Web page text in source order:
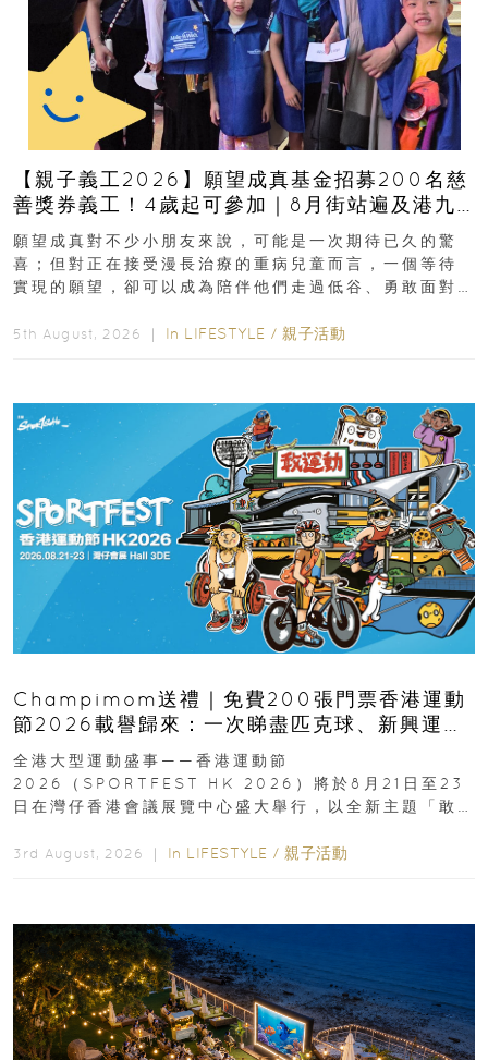
【親子義工2026】願望成真基金招募200名慈
善獎券義工！4歲起可參加｜8月街站遍及港九
新界
願望成真對不少小朋友來說，可能是一次期待已久的驚
喜；但對正在接受漫長治療的重病兒童而言，一個等待
實現的願望，卻可以成為陪伴他們走過低谷、勇敢面對
5th August, 2026 ｜ In LIFESTYLE / 親子活動
Champimom送禮｜免費200張門票香港運動
節2026載譽歸來：一次睇盡匹克球、新興運
動、街舞比賽＋逾百運動品牌展覽
全港大型運動盛事——香港運動節
2026（SPORTFEST HK 2026）將於8月21日至23
日在灣仔香港會議展覽中心盛大舉行，以全新主題「敢
3rd August, 2026 ｜ In LIFESTYLE / 親子活動